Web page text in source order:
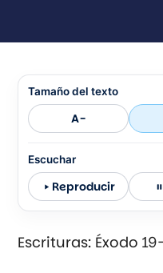
Tamaño del texto
A-
Escuchar
Reproducir
Escrituras: Éxodo